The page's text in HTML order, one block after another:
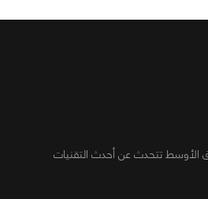
الأوسط تتحدث عن أحدث التقنيات